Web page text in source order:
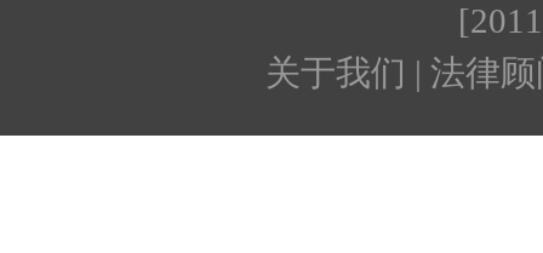
关于我们 | 法律